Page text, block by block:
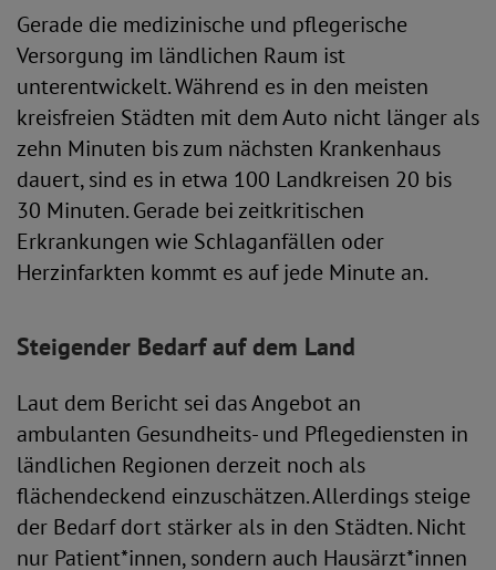
Gerade die medizinische und pflegerische
Versorgung im ländlichen Raum ist
unterentwickelt. Während es in den meisten
kreisfreien Städten mit dem Auto nicht länger als
zehn Minuten bis zum nächsten Krankenhaus
dauert, sind es in etwa 100 Landkreisen 20 bis
30 Minuten. Gerade bei zeitkritischen
Erkrankungen wie Schlaganfällen oder
Herzinfarkten kommt es auf jede Minute an.
Steigender Bedarf auf dem Land
Laut dem Bericht sei das Angebot an
ambulanten Gesundheits- und Pflegediensten in
ländlichen Regionen derzeit noch als
flächendeckend einzuschätzen. Allerdings steige
der Bedarf dort stärker als in den Städten. Nicht
nur Patient*innen, sondern auch Hausärzt*innen